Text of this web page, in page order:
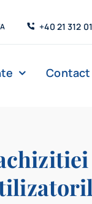
+40 21 312
Contact